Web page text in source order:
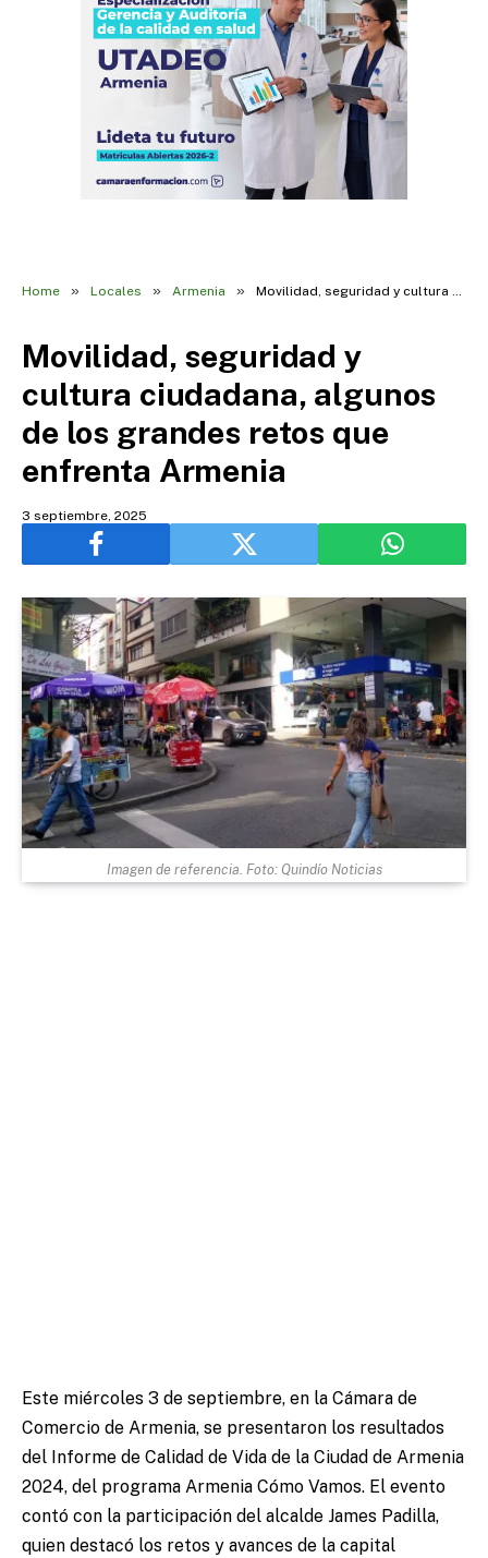
Home » Locales » Armenia » Movilidad, seguridad y cultura ciudadana, algunos de los grandes retos que enfrenta Armenia
Movilidad, seguridad y
cultura ciudadana, algunos
de los grandes retos que
enfrenta Armenia
3 septiembre, 2025
Imagen de referencia. Foto: Quindío Noticias
Este miércoles 3 de septiembre, en la Cámara de
Comercio de Armenia, se presentaron los resultados
del Informe de Calidad de Vida de la Ciudad de Armenia
2024, del programa Armenia Cómo Vamos. El evento
contó con la participación del alcalde James Padilla,
quien destacó los retos y avances de la capital